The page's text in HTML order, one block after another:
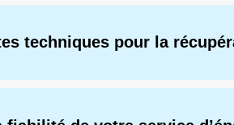
techniques pour la